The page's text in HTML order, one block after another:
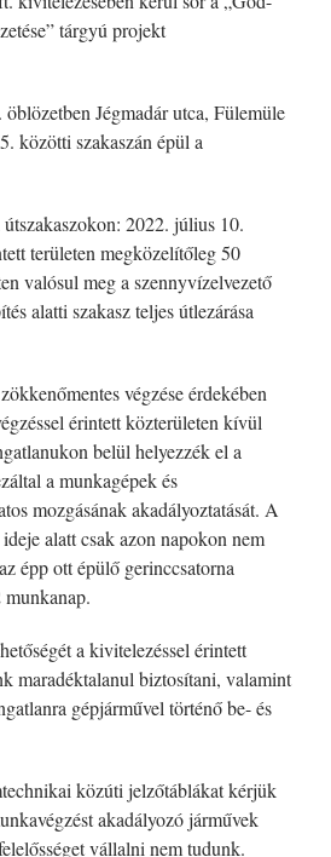
tárgyú projekt
Jégmadár utca, Fülemüle
közötti szakaszán épül a
2022. július 10.
területen megközelítőleg 50
valósul meg a szennyvízelvezető
alatti szakasz teljes útlezárása
végzése érdekében
érintett közterületen kívül
belül helyezzék el a
a munkagépek és
mozgásának akadályoztatását. A
alatt csak azon napokon nem
épp ott épülő gerinccsatorna
munkanap.
a kivitelezéssel érintett
maradéktalanul biztosítani, valamint
gépjárművel történő be- és
közúti jelzőtáblákat kérjük
akadályozó járművek
vállalni nem tudunk.